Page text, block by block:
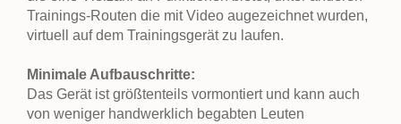
Trainings-Routen die mit Video augezeichnet wurden,
virtuell auf dem Trainingsgerät zu laufen.
Minimale Aufbauschritte:
Das Gerät ist größtenteils vormontiert und kann auch
von weniger handwerklich begabten Leuten